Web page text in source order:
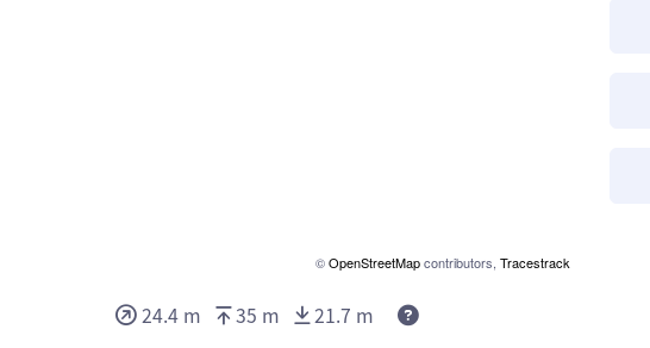
©OpenStreetMapcontributors, Tracestrack
24.4 m 35 m 21.7 m